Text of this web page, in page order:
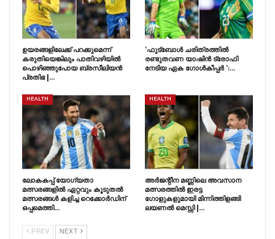
ഉയരങ്ങളിലേക്ക് പറക്കുമെന്ന്
കരുതിയെങ്കിലും പാതിവഴിയിൽ
പൊഴിഞ്ഞുപോയ ബ്രസീലിയൻ
പ്രതിഭ |…
‘ഫുട്ബോൾ ചരിത്രത്തിൽ
രണ്ടുതവണ യാഷിൻ ട്രോഫി
നേടിയ ഏക ഗോൾകീപ്പർ ‘:…
HEALTH
ലോകകപ്പ് യോഗ്യതാ
മത്സരങ്ങളിൽ ഏറ്റവും കൂടുതൽ
മത്സരങ്ങൾ കളിച്ച റെക്കോർഡിന്
ഒപ്പമെത്തി…
HEALTH
അർജന്റീന മണ്ണിലെ അവസാന
മത്സരത്തിൽ ഇരട്ട
ഗോളുകളുമായി മിന്നിത്തിളങ്ങി
ലയണൽ മെസ്സി |…
PREV NEXT